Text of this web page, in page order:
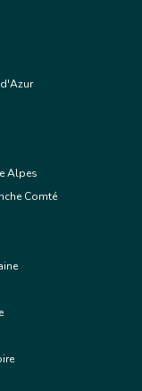
Alpes
Comté